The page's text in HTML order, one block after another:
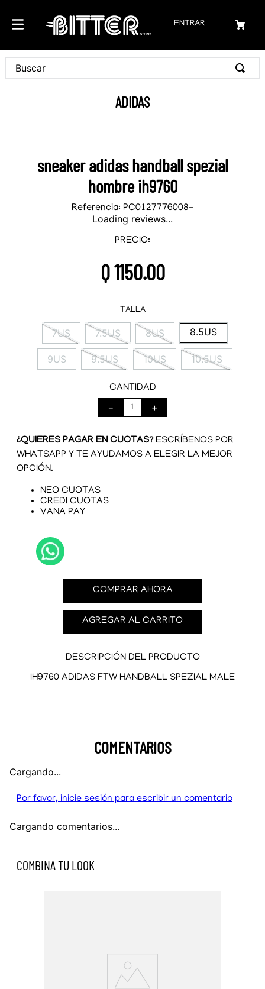
ENTRAR
Buscar
ADIDAS
sneaker adidas handball spezial
hombre ih9760
Referencia: PC0127776008-
Loading reviews...
PRECIO:
Q1150.00
TALLA
7US 7.5US 8US 8.5US
9US 9.5US 10US 10.5US
CANTIDAD
＋
－
¿QUIERES PAGAR EN CUOTAS?ESCRÍBENOS POR
WHATSAPP Y TE AYUDAMOS A ELEGIR LA MEJOR
OPCIÓN.
NEO CUOTAS
CREDI CUOTAS
VANA PAY
COMPRAR AHORA
AGREGAR AL CARRITO
DESCRIPCIÓN DEL PRODUCTO
IH9760 ADIDAS FTW HANDBALL SPEZIAL MALE
COMENTARIOS
Cargando...
Por favor, inicie sesión para escribir un comentario
Cargando comentarios...
COMBINA TU LOOK